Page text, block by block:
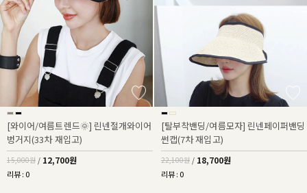
[와이어/여름트렌드🌞] 린넨절개와이어
벙거지(33차 재입고)
15,000원 / 12,700원
리뷰 : 0
[탈부착밴딩/여름모자] 린넨페이퍼밴딩
썬캡(7차 재입고)
22,100원 / 18,700원
리뷰 : 0